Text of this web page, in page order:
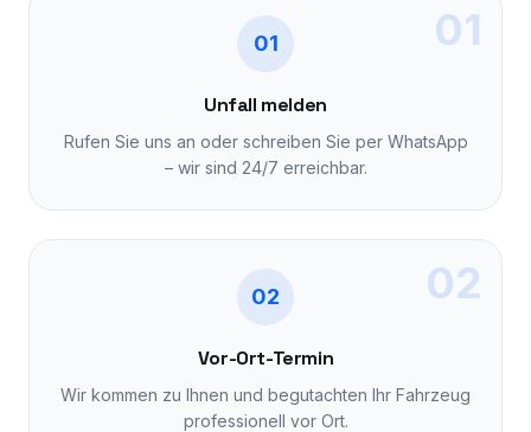
01
01
Unfall melden
Rufen Sie uns an oder schreiben Sie per WhatsApp
– wir sind 24/7 erreichbar.
02
02
Vor-Ort-Termin
Wir kommen zu Ihnen und begutachten Ihr Fahrzeug
professionell vor Ort.